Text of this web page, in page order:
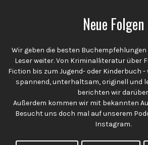
Neue Folgen
Wir geben die besten
Leser weiter. Von Kriminalliteratur über
Fiction bis zum Jugend- oder Kinderbuch -
spannend, unterhaltsam, originell und
berichten wir
Außerdem kommen wir mit bekannten
Besucht uns doch mal auf unserem
Instagram.